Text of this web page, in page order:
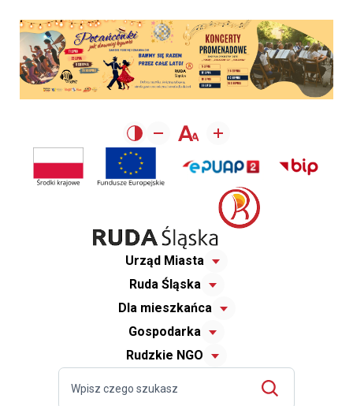
Urząd Miasta
Ruda Śląska
Dla mieszkańca
Gospodarka
Rudzkie NGO